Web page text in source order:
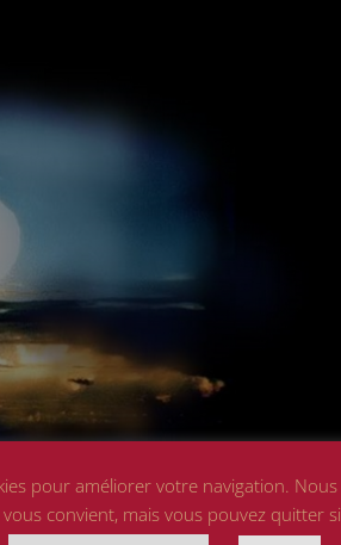
pour améliorer votre navigation. Nous
convient, mais vous pouvez quitter si